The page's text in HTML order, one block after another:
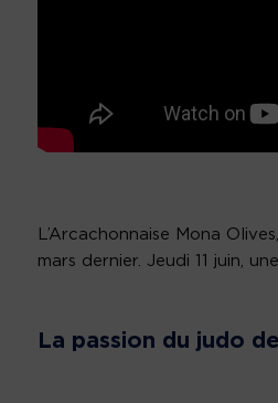
L’Arcachonnaise Mona
mars dernier. Jeudi 11 juin,
La passion du judo